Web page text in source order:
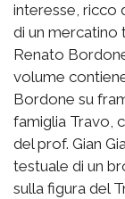
interesse, ricco
di un mercatino
Renato
volume
Bordone su
famiglia Travo,
del prof. Gian
testuale di un
sulla figura del